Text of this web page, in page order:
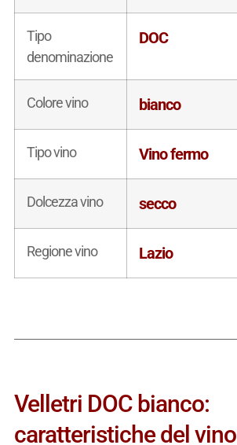
Tipo
denominazione
DOC
Colore vino bianco
Tipo vino Vino fermo
Dolcezza vino secco
Regione vino Lazio
Velletri DOC bianco:
caratteristiche del vino